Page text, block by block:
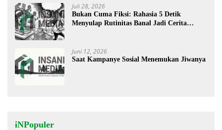
Juli 28, 2026
Bukan Cuma Fiksi: Rahasia 5 Detik
Menyulap Rutinitas Banal Jadi Cerita
Juni 12, 2026
Saat Kampanye Sosial Menemukan Jiwanya
iNPopuler